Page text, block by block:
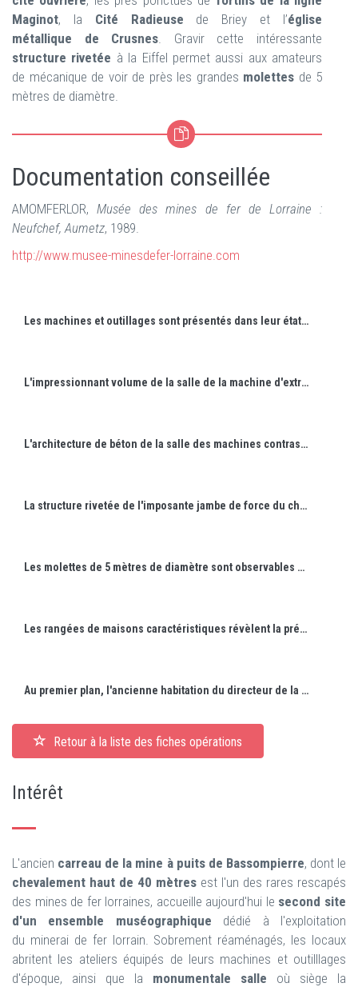
Maginot, la Cité Radieuse de Briey et l’église
métallique de Crusnes. Gravir cette intéressante
structure rivetée à la Eiffel permet aussi aux amateurs
de mécanique de voir de près les grandes molettes de 5
mètres de diamètre.
Documentation conseillée
AMOMFERLOR,Musée des mines de fer de Lorraine :
Neufchef, Aumetz, 1989.
http://www.musee-minesdefer-lorraine.com
Les machines et outillages sont présentés dans leur état d'origine avec sobriété.
L'impressionnant volume de la salle de la machine d'extraction est éclairé par une série de hautes baies vitrées.
L'architecture de béton de la salle des machines contraste avec les bâtiments du début du XXe siècle.
La structure rivetée de l'imposante jambe de force du chevalement participe à la reprise des efforts de traction lors des opérations d'extraction du puits.
Les molettes de 5 mètres de diamètre sont observables depuis la plateforme du chevalement.
Les rangées de maisons caractéristiques révèlent la présence de cité ouvrière.
Au premier plan, l'ancienne habitation du directeur de la mine - au second plan, le village de Crusnes et le clocher blanc de son église métallique.
Retour à la liste des fiches opérations
Intérêt
L'ancien carreau de la mine à puits de Bassompierre, dont le
chevalement haut de 40 mètres est l'un des rares rescapés
des mines de fer lorraines, accueille aujourd'hui le second site
d'un ensemble muséographique dédié à l'exploitation
du minerai de fer lorrain. Sobrement réaménagés, les locaux
abritent les ateliers équipés de leurs machines et outilllages
d'époque, ainsi que la monumentale salle où siège la